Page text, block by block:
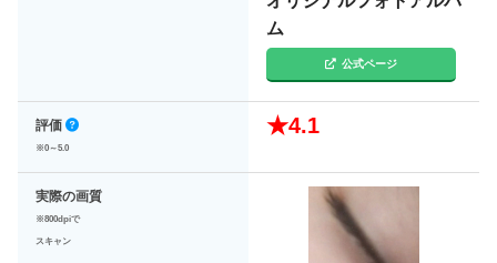
ム
公式ページ
評価
※0～5.0
★4.1
実際の画質
※800dpiで
スキャン